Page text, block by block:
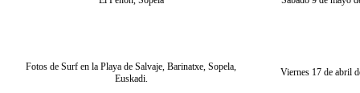
Fotos de Surf en la Playa de Salvaje, Barinatxe, Sopela,
Euskadi.
Viernes 17 de abril